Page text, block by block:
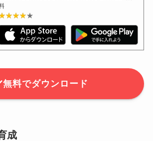
無料でダウンロード
成